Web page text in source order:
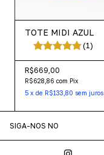
TOTE MIDI AZUL
(1)
R$669,00
R$628,86 com Pix
5 x de R$133,80 sem juros
SIGA-NOS NO